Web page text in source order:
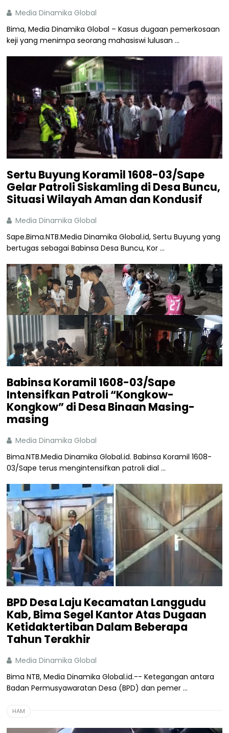
Media Dinamika Global
Bima, Media Dinamika Global – Kasus dugaan pemerkosaan
keji yang menimpa seorang mahasiswi lulusan ...
Sertu Buyung Koramil 1608-03/Sape
Gelar Patroli Siskamling di Desa Buncu,
Situasi Wilayah Aman dan Kondusif
Media Dinamika Global
Sape.Bima.NTB.Media Dinamika Global.id, Sertu Buyung yang
bertugas sebagai Babinsa Desa Buncu, Kor ...
Babinsa Koramil 1608-03/Sape
Intensifkan Patroli “Kongkow-
Kongkow” di Desa Binaan Masing-
masing
Media Dinamika Global
Bima.NTB.Media Dinamika Global.id. Babinsa Koramil 1608-
03/Sape terus mengintensifkan patroli dial ...
BPD Desa Laju Kecamatan Langgudu
Kab, Bima Segel Kantor Atas Dugaan
Ketidaktertiban Dalam Beberapa
Tahun Terakhir
Media Dinamika Global
Bima NTB, Media Dinamika Global.id.-- Ketegangan antara
Badan Permusyawaratan Desa (BPD) dan pemer ...
HAM